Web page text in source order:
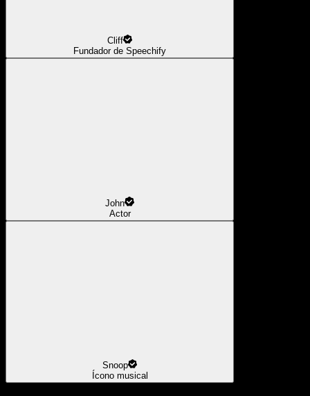
Cliff
Fundador de Speechify
John
Actor
Snoop
Ícono musical